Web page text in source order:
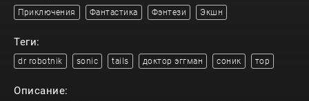
Приключения Фантастика Фэнтези Экшн
Теги:
dr robotnik sonic tails доктор эггман соник тор
Описание: